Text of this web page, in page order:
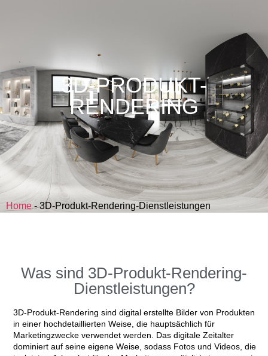
3D-PRODUKT-
RENDERING
Home -3D-Produkt-Rendering-Dienstleistungen
Was sind 3D-Produkt-Rendering-
Dienstleistungen?
3D-Produkt-Rendering sind digital erstellte Bilder von Produkten
in einer hochdetaillierten Weise, die hauptsächlich für
Marketingzwecke verwendet werden. Das digitale Zeitalter
dominiert auf seine eigene Weise, sodass Fotos und Videos, die